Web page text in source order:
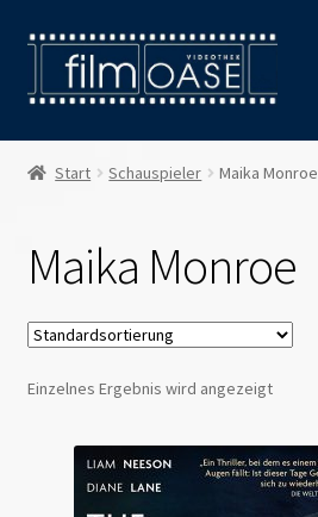
Zur
Navigation
springen
Zum
Inhalt
springen
Willkommen
Öffnungszeiten
Preise
Kontakt
Start Schauspieler Maika Monroe
Maika Monroe
Einzelnes Ergebnis wird angezeigt